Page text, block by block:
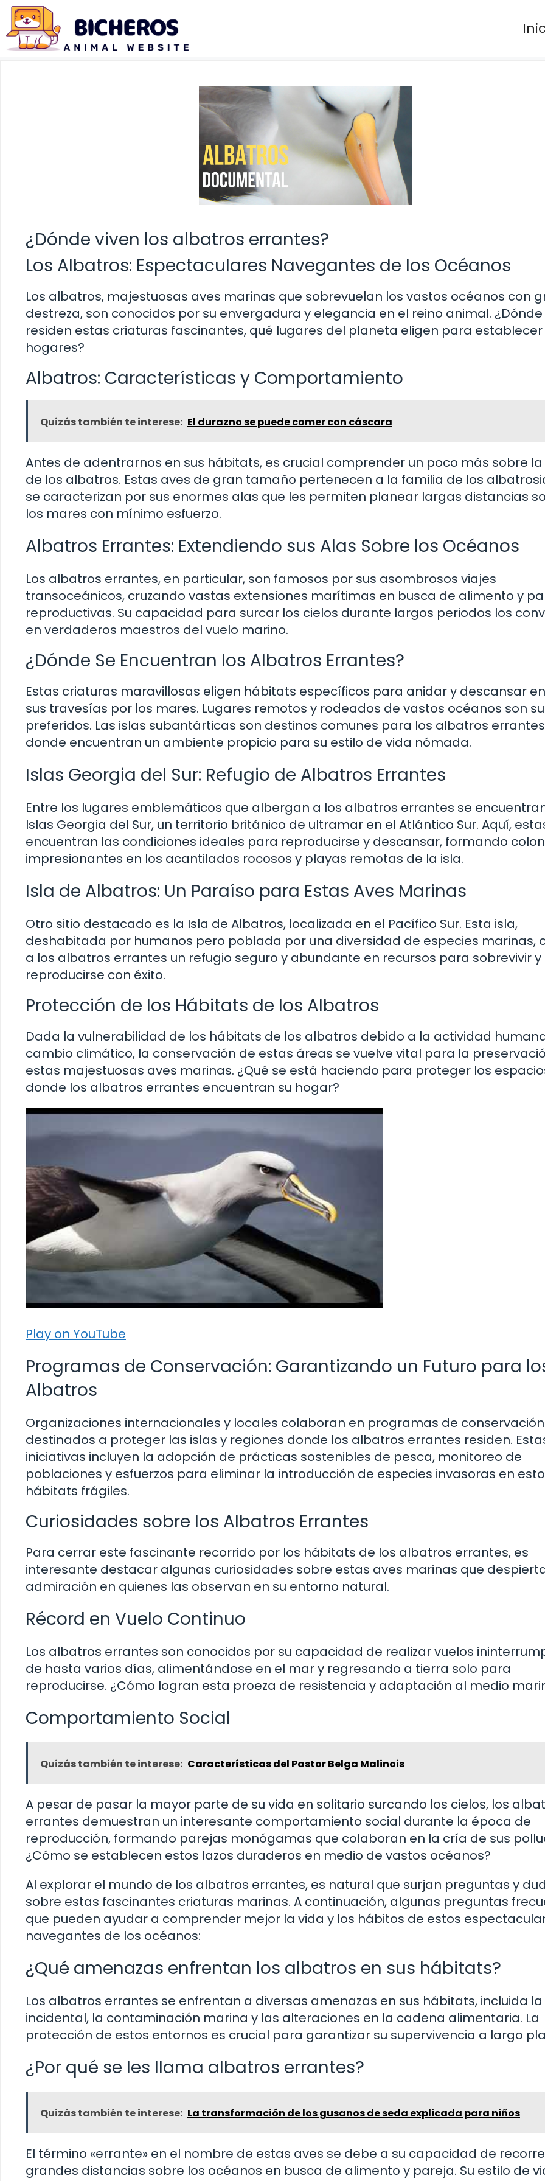
Saltar
contenido
¿Dónde viven los albatros errantes?
Los Albatros: Espectaculares Navegantes de los Océanos
Los albatros, majestuosas aves marinas que sobrevuelan los vastos océanos con
destreza, son conocidos por su envergadura y elegancia en el reino animal. ¿Dónde
residen estas criaturas fascinantes, qué lugares del planeta eligen para establecer
hogares?
Albatros: Características y Comportamiento
Quizás también te interese: El durazno se puede comer con cáscara
Antes de adentrarnos en sus hábitats, es crucial comprender un poco más sobre la
de los albatros. Estas aves de gran tamaño pertenecen a la familia de los
se caracterizan por sus enormes alas que les permiten planear largas distancias
los mares con mínimo esfuerzo.
Albatros Errantes: Extendiendo sus Alas Sobre los Océanos
Los albatros errantes, en particular, son famosos por sus asombrosos viajes
transoceánicos, cruzando vastas extensiones marítimas en busca de alimento y
reproductivas. Su capacidad para surcar los cielos durante largos periodos los
en verdaderos maestros del vuelo marino.
¿Dónde Se Encuentran los Albatros Errantes?
Estas criaturas maravillosas eligen hábitats específicos para anidar y descansar
sus travesías por los mares. Lugares remotos y rodeados de vastos océanos son
preferidos. Las islas subantárticas son destinos comunes para los albatros
donde encuentran un ambiente propicio para su estilo de vida nómada.
Islas Georgia del Sur: Refugio de Albatros Errantes
Entre los lugares emblemáticos que albergan a los albatros errantes se
Islas Georgia del Sur, un territorio británico de ultramar en el Atlántico Sur. Aquí,
encuentran las condiciones ideales para reproducirse y descansar, formando
impresionantes en los acantilados rocosos y playas remotas de la isla.
Isla de Albatros: Un Paraíso para Estas Aves Marinas
Otro sitio destacado es la Isla de Albatros, localizada en el Pacífico Sur. Esta isla,
deshabitada por humanos pero poblada por una diversidad de especies marinas,
a los albatros errantes un refugio seguro y abundante en recursos para sobrevivir y
reproducirse con éxito.
Protección de los Hábitats de los Albatros
Dada la vulnerabilidad de los hábitats de los albatros debido a la actividad
cambio climático, la conservación de estas áreas se vuelve vital para la
estas majestuosas aves marinas. ¿Qué se está haciendo para proteger los
donde los albatros errantes encuentran su hogar?
Play on YouTube
Programas de Conservación: Garantizando un Futuro para
Albatros
Organizaciones internacionales y locales colaboran en programas de conservación
destinados a proteger las islas y regiones donde los albatros errantes residen.
iniciativas incluyen la adopción de prácticas sostenibles de pesca, monitoreo de
poblaciones y esfuerzos para eliminar la introducción de especies invasoras en
hábitats frágiles.
Curiosidades sobre los Albatros Errantes
Para cerrar este fascinante recorrido por los hábitats de los albatros errantes, es
interesante destacar algunas curiosidades sobre estas aves marinas que
admiración en quienes las observan en su entorno natural.
Récord en Vuelo Continuo
Los albatros errantes son conocidos por su capacidad de realizar vuelos
de hasta varios días, alimentándose en el mar y regresando a tierra solo para
reproducirse. ¿Cómo logran esta proeza de resistencia y adaptación al medio
Comportamiento Social
Quizás también te interese: Características del Pastor Belga Malinois
A pesar de pasar la mayor parte de su vida en solitario surcando los cielos, los
errantes demuestran un interesante comportamiento social durante la época de
reproducción, formando parejas monógamas que colaboran en la cría de sus
¿Cómo se establecen estos lazos duraderos en medio de vastos océanos?
Al explorar el mundo de los albatros errantes, es natural que surjan preguntas y
sobre estas fascinantes criaturas marinas. A continuación, algunas preguntas
que pueden ayudar a comprender mejor la vida y los hábitos de estos
navegantes de los océanos:
¿Qué amenazas enfrentan los albatros en sus hábitats?
Los albatros errantes se enfrentan a diversas amenazas en sus hábitats, incluida
incidental, la contaminación marina y las alteraciones en la cadena alimentaria. La
protección de estos entornos es crucial para garantizar su supervivencia a largo
¿Por qué se les llama albatros errantes?
Quizás también te interese: La transformación de los gusanos de seda explicada para niños
El término «errante» en el nombre de estas aves se debe a su capacidad de
grandes distancias sobre los océanos en busca de alimento y pareja. Su estilo de